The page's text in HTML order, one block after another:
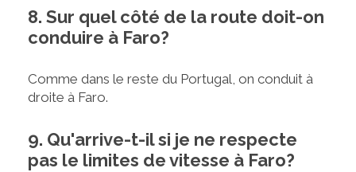
8. Sur quel côté de la route doit-on
conduire à Faro?
Comme dans le reste du Portugal, on conduit à
droite à Faro.
9. Qu'arrive-t-il si je ne respecte
pas le limites de vitesse à Faro?